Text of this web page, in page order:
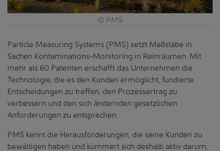
© PMS
Particle Measuring Systems (PMS) setzt Maßstäbe in
Sachen Kontaminations-Monitoring in Reinräumen. Mit
mehr als 60 Patenten erschafft das Unternehmen die
Technologie, die es den Kunden ermöglicht, fundierte
Entscheidungen zu treffen, den Prozessertrag zu
verbessern und den sich ändernden gesetzlichen
Anforderungen zu entsprechen.
PMS kennt die Herausforderungen, die seine Kunden zu
bewältigen haben und kümmert sich deshalb aktiv darum,